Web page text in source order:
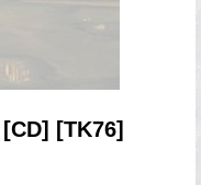
[TK76]